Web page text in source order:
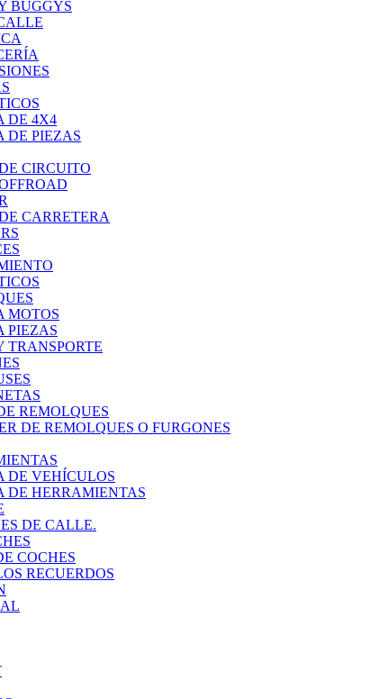
BUGGYS
DE 4X4
DE PIEZAS
CIRCUITO
CARRETERA
MOTOS
PIEZAS
TRANSPORTE
REMOLQUES
DE REMOLQUES O FURGONES
DE VEHÍCULOS
DE HERRAMIENTAS
DE CALLE.
COCHES
RECUERDOS